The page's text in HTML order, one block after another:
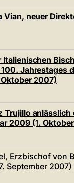
Vian, neuer
Italienischen
Jahrestages
2007)
Trujillo
2009 (1.
Erzbischof von
September 2007)